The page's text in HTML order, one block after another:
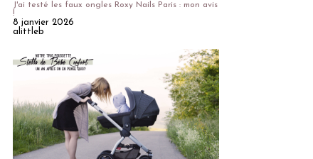
J'ai testé les faux ongles Roxy Nails Paris : mon avis
!
8 janvier 2026
alittleb